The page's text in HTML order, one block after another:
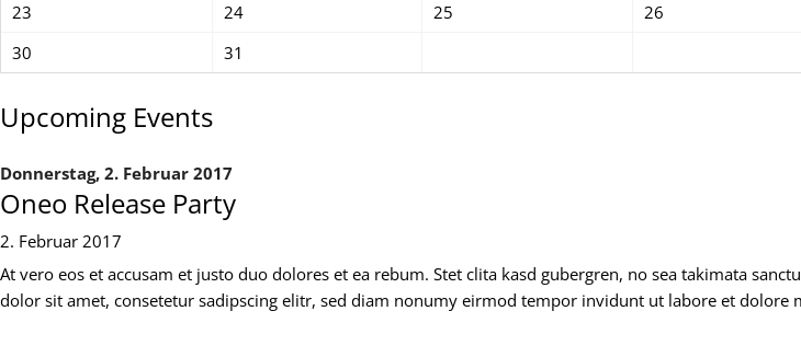
23
24 25 26
30
31
Upcoming Events
Donnerstag, 2. Februar 2017
Oneo Release Party
2. Februar 2017
At vero eos et accusam et justo duo dolores et ea rebum. Stet clita kasd gubergren, no sea takimata
dolor sit amet, consetetur sadipscing elitr, sed diam nonumy eirmod tempor invidunt ut labore et dolore